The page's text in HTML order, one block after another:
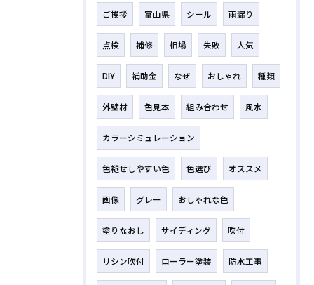
ご挨拶 富山県 シール 雨漏り
点検 補修 相場 失敗 人気
DIY 補助金 なぜ おしゃれ 種類
外壁材 色見本 組み合わせ 風水
カラーシミュレーション
色褪せしやすい色 色選び オススメ
画像 グレー おしゃれな色
塗りなおし サイディング 吹付
リシン吹付 ローラー塗装 防水工事